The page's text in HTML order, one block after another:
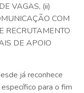
VAGAS, (ii)
COM
RECRUTAMENTO
DE APOIO
já reconhece
para o fim